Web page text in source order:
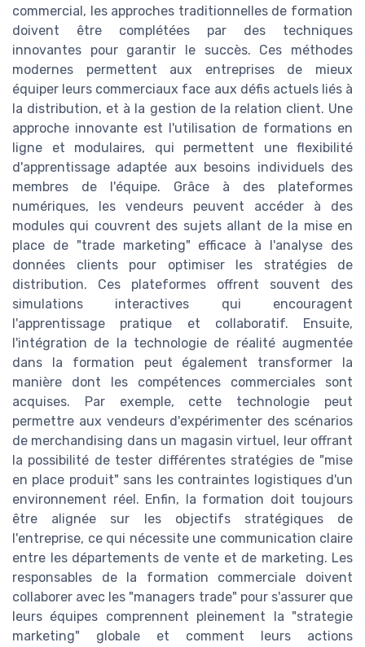
commercial, les approches traditionnelles de formation
doivent être complétées par des techniques
innovantes pour garantir le succès. Ces méthodes
modernes permettent aux entreprises de mieux
équiper leurs commerciaux face aux défis actuels liés à
la distribution, et à la gestion de la relation client. Une
approche innovante est l'utilisation de formations en
ligne et modulaires, qui permettent une flexibilité
d'apprentissage adaptée aux besoins individuels des
membres de l'équipe. Grâce à des plateformes
numériques, les vendeurs peuvent accéder à des
modules qui couvrent des sujets allant de la mise en
place de "trade marketing" efficace à l'analyse des
données clients pour optimiser les stratégies de
distribution. Ces plateformes offrent souvent des
simulations interactives qui encouragent
l'apprentissage pratique et collaboratif. Ensuite,
l'intégration de la technologie de réalité augmentée
dans la formation peut également transformer la
manière dont les compétences commerciales sont
acquises. Par exemple, cette technologie peut
permettre aux vendeurs d'expérimenter des scénarios
de merchandising dans un magasin virtuel, leur offrant
la possibilité de tester différentes stratégies de "mise
en place produit" sans les contraintes logistiques d'un
environnement réel. Enfin, la formation doit toujours
être alignée sur les objectifs stratégiques de
l'entreprise, ce qui nécessite une communication claire
entre les départements de vente et de marketing. Les
responsables de la formation commerciale doivent
collaborer avec les "managers trade" pour s'assurer que
leurs équipes comprennent pleinement la "strategie
marketing" globale et comment leurs actions